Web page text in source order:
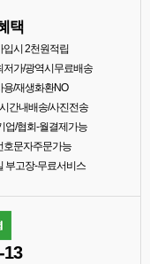
택
시 2천원적립
가/광역시무료배송
/재생화환NO
간내배송/사진전송
업/협회-월결제가능
문자주문가능
부고장-무료서비스
13